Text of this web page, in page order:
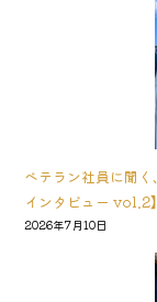
ベテラン社員に聞
インタビュー vol.2】
2026年7月10日